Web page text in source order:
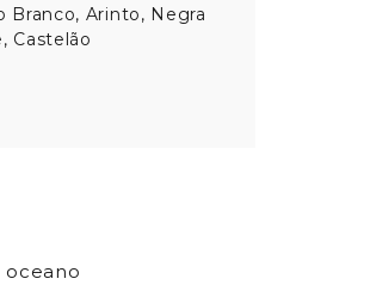
Branco, Arinto, Negra
Castelão
oceano